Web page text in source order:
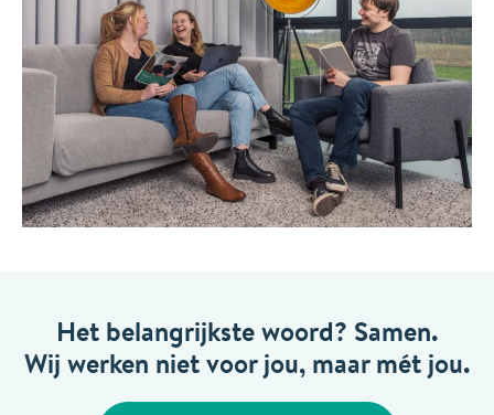
Het belangrijkste woord? Samen.
Wij werken niet voor jou, maar mét jou.